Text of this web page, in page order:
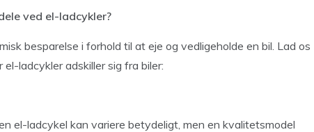
ved el-ladcykler?
besparelse i forhold til at eje og vedligeholde en bil. Lad os
ladcykler adskiller sig fra biler:
el-ladcykel kan variere betydeligt, men en kvalitetsmodel